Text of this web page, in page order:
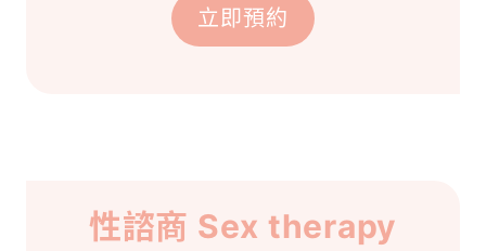
立即預約
性諮商 Sex therapy